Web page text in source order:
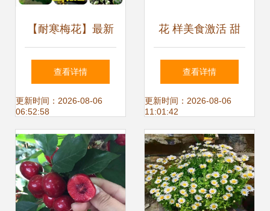
【耐寒梅花】最新
最全耐寒梅花 产品
参考信息
查看详情
更新时间：2026-08-06
06:52:58
花 样美食激活 甜
蜜 经济 下 2020年
第9期 花 样生活专
题
查看详情
更新时间：2026-08-06
11:01:42